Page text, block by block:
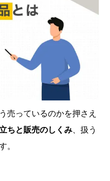
売っているのかを押さえ
ちと販売のしくみ 、扱う
。